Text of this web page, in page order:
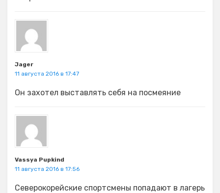
Jager
11 августа 2016 в 17:47
Он захотел выставлять себя на посмеяние
Vassya Pupkind
11 августа 2016 в 17:56
Северокорейские спортсмены попадают в лагерь